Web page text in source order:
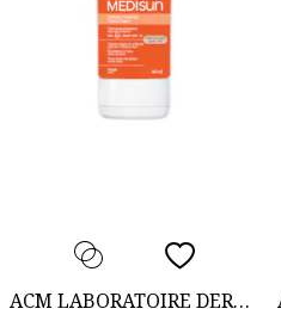
ACM LABORATOIRE DERMATOLOGIQUE